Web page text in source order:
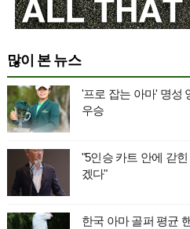
많이 본 뉴스
'프로 잡는 아마' 명성
우승
"5인승 카트 안에 갇
겠다"
한국 아마 골퍼 평균